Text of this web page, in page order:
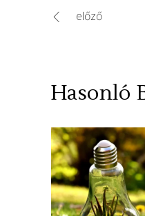
előző
Hasonló